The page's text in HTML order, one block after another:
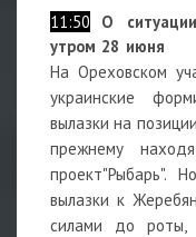
11:50 О
утром 28 июня
На Ореховском
украинские
вылазки на
прежнему
проект"Рыбарь".
вылазки к
силами до роты,